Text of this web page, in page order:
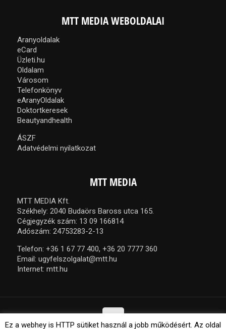
MTT MEDIA WEBOLDALAI
Aranyoldalak
eCard
Üzleti.hu
Oldalam
Városom
Telefonkönyv
eAranyOldalak
Doktortkeresek
Beautyandhealth
ÁSZF
Adatvédelmi nyilatkozat
MTT MEDIA
MTT MEDIA Kft.
Székhely: 2040 Budaörs Baross utca 165.
Cégjegyzék szám: 13 09 166814
Adószám: 24753283-2-13
Telefon: +36 1 67 77 400, +36 20 7777 360
Email: ugyfelszolgalat@mtt.hu
Internet: mtt.hu
Ez a webhey is HTTP sütiket használ a jobb működésért. Az oldal